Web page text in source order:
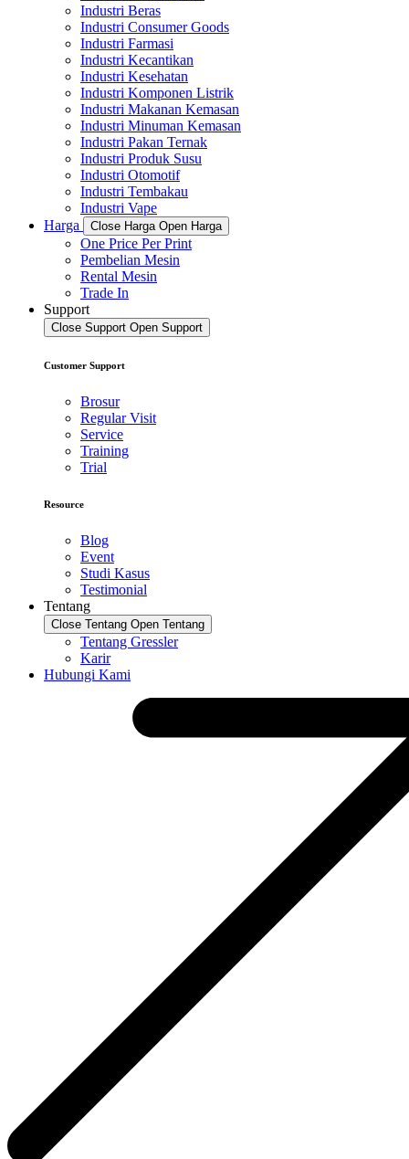
Industri Beras
Industri Consumer Goods
Industri Farmasi
Industri Kecantikan
Industri Kesehatan
Industri Komponen Listrik
Industri Makanan Kemasan
Industri Minuman Kemasan
Industri Pakan Ternak
Industri Produk Susu
Industri Otomotif
Industri Tembakau
Industri Vape
Harga
Close Harga Open Harga
One Price Per Print
Pembelian Mesin
Rental Mesin
Trade In
Support
Close Support Open Support
Customer Support
Brosur
Regular Visit
Service
Training
Trial
Resource
Blog
Event
Studi Kasus
Testimonial
Tentang
Close Tentang Open Tentang
Tentang Gressler
Karir
Hubungi Kami